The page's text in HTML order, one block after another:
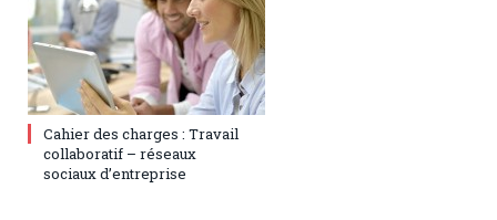
15 janvier 2018 0
Cahier des charges : Travail
collaboratif – réseaux
sociaux d’entreprise